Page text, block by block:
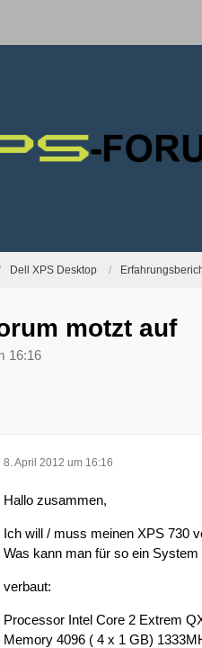
Dell XPS Desktop
motzt auf
16:16
8. April 2012 um 16:16
Hallo zusammen,
Ich will / muss meinen XPS 730
Was kann man für so ein
verbaut:
Processor Intel Core 2 Extrem
Memory 4096 ( 4 x 1 GB)